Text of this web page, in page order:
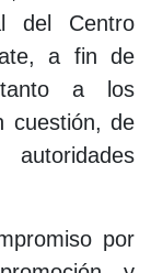
del Centro
a fin de
tanto a los
cuestión, de
por